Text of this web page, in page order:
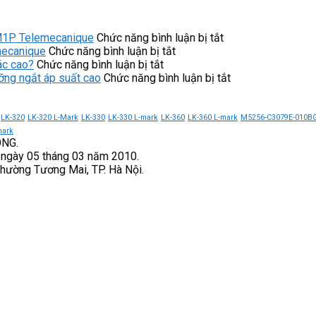
Telemecanique Chức năng bình luận bị tắtở
chọn
tắc
Chức năng bình luận bị tắtở
điểm
tắc
cao? Chức năng bình luận bị tắtở
Servo
M13A-
ngắt áp suất cao Chức năng bình luận bị tắtở
áp
LK-320 LK-320 L-Mark LK-330 LK-330 L-mark LK-360 LK-360 L-mark M5256-C3079E-
05 tháng 03 năm 2010.
Tương Mai, TP. Hà Nội.